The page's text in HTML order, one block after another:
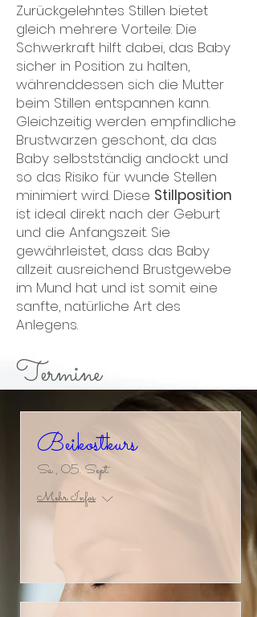
Zurückgelehntes Stillen bietet
gleich mehrere Vorteile: Die
Schwerkraft hilft dabei, das Baby
sicher in Position zu halten,
währenddessen sich die Mutter
beim Stillen entspannen kann.
Gleichzeitig werden empfindliche
Brustwarzen geschont, da das
Baby selbstständig andockt und
so das Risiko für wunde Stellen
minimiert wird. Diese Stillposition
ist ideal direkt nach der Geburt
und die Anfangszeit. Sie
gewährleistet, dass das Baby
allzeit ausreichend Brustgewebe
im Mund hat und ist somit eine
sanfte, natürliche Art des
Anlegens.
Termine
Beikostkurs
Sa., 05. Sept.
Mehr Infos